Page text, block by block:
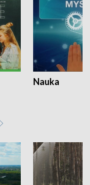
Nauka